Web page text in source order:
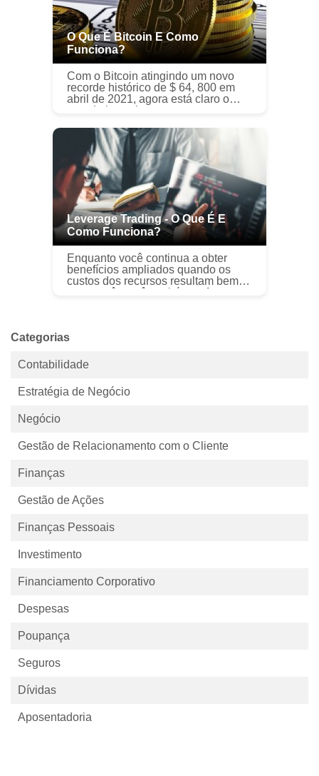
O Que É Bitcoin E Como
Funciona?
Com o Bitcoin atingindo um novo
recorde histórico de $ 64, 800 em
abril de 2021, agora está claro o
grande investimento que a
empresas gigantes e celebridades
como a Tesla...
Leverage Trading - O Que É E
Como Funciona?
Enquanto você continua a obter
benefícios ampliados quando os
custos dos recursos resultam bem
para você, você também enfrenta
Categorias
Contabilidade
Estratégia de Negócio
Negócio
Gestão de Relacionamento com o Cliente
Finanças
Gestão de Ações
Finanças Pessoais
Investimento
Financiamento Corporativo
Despesas
Poupança
Seguros
Dívidas
Aposentadoria